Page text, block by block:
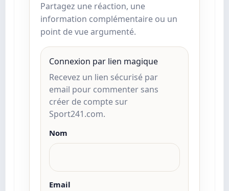
Partagez une réaction, une
information complémentaire ou un
point de vue argumenté.
Connexion par lien magique
Recevez un lien sécurisé par
email pour commenter sans
créer de compte sur
Sport241.com.
Nom
Email